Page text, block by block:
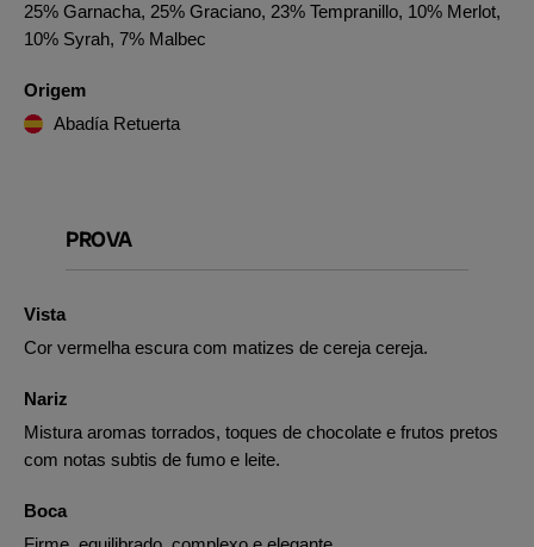
25% Garnacha, 25% Graciano, 23% Tempranillo, 10% Merlot,
10% Syrah, 7% Malbec
Origem
Abadía Retuerta
PROVA
Vista
Cor vermelha escura com matizes de cereja cereja.
Nariz
Mistura aromas torrados, toques de chocolate e frutos pretos
com notas subtis de fumo e leite.
Boca